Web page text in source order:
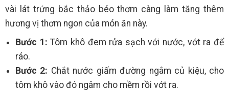
vài lát trứng bắc thảo béo thơm càng làm tăng thêm
hương vị thơm ngon của món ăn này.
Bước 1: Tôm khô đem rửa sạch với nước, vớt ra để
ráo.
Bước 2: Chắt nước giấm đường ngâm củ kiệu, cho
tôm khô vào đó ngâm cho mềm rồi vớt ra.